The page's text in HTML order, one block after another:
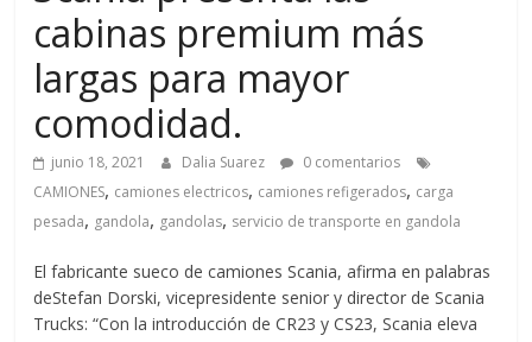
a
q
u
n
cabinas premium más
largas para mayor
comodidad.
junio 18, 2021 Dalia Suarez
0 comentarios
CAMIONES, camiones electricos, camiones refigerados, carga
pesada, gandola, gandolas, servicio de transporte en gandola
El fabricante sueco de camiones Scania, afirma en palabras
deStefan Dorski, vicepresidente senior y director de Scania
Trucks: “Con la introducción de CR23 y CS23, Scania eleva